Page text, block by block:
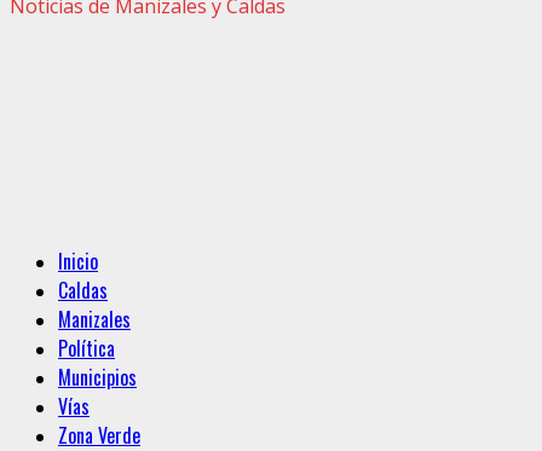
Noticias de Manizales y Caldas
Menú
principal
Inicio
Caldas
Manizales
Política
Municipios
Vías
Zona Verde